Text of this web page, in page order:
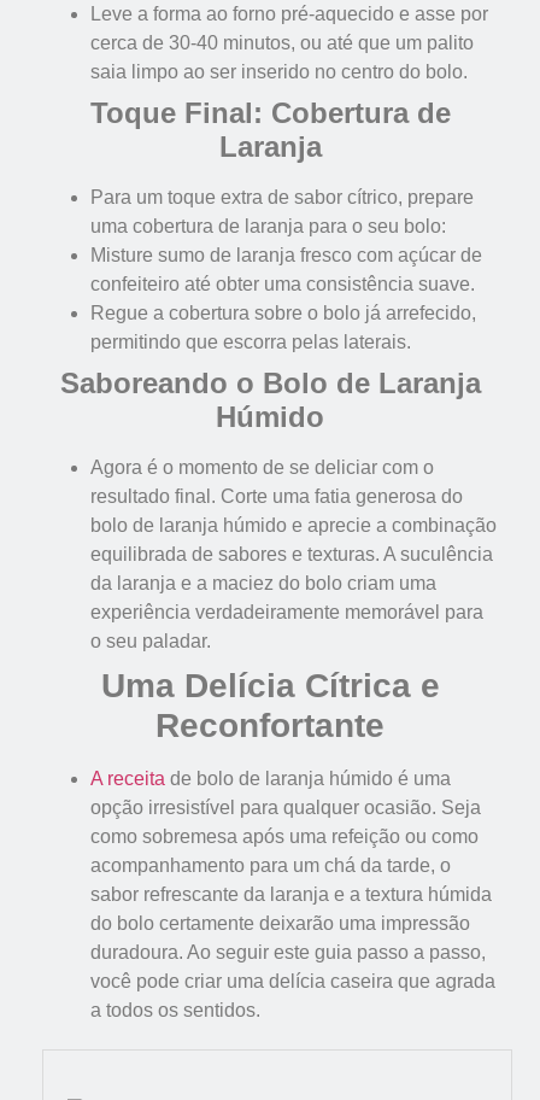
Leve a forma ao forno pré-aquecido e asse por
cerca de 30-40 minutos, ou até que um palito
saia limpo ao ser inserido no centro do bolo.
Toque Final: Cobertura de
Laranja
Para um toque extra de sabor cítrico, prepare
uma cobertura de laranja para o seu bolo:
Misture sumo de laranja fresco com açúcar de
confeiteiro até obter uma consistência suave.
Regue a cobertura sobre o bolo já arrefecido,
permitindo que escorra pelas laterais.
Saboreando o Bolo de Laranja
Húmido
Agora é o momento de se deliciar com o
resultado final. Corte uma fatia generosa do
bolo de laranja húmido e aprecie a combinação
equilibrada de sabores e texturas. A suculência
da laranja e a maciez do bolo criam uma
experiência verdadeiramente memorável para
o seu paladar.
Uma Delícia Cítrica e
Reconfortante
A receita de bolo de laranja húmido é uma
opção irresistível para qualquer ocasião. Seja
como sobremesa após uma refeição ou como
acompanhamento para um chá da tarde, o
sabor refrescante da laranja e a textura húmida
do bolo certamente deixarão uma impressão
duradoura. Ao seguir este guia passo a passo,
você pode criar uma delícia caseira que agrada
a todos os sentidos.